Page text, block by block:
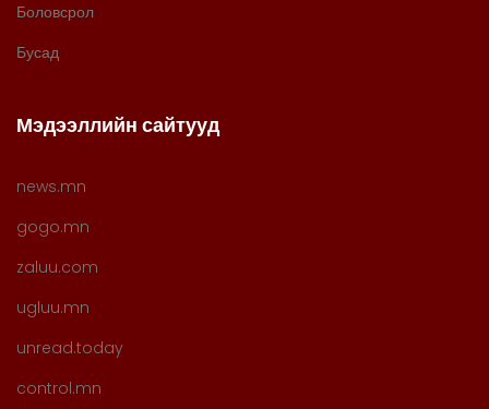
Боловсрол
Бусад
Мэдээллийн сайтууд
news.mn
gogo.mn
zaluu.com
ugluu.mn
unread.today
control.mn